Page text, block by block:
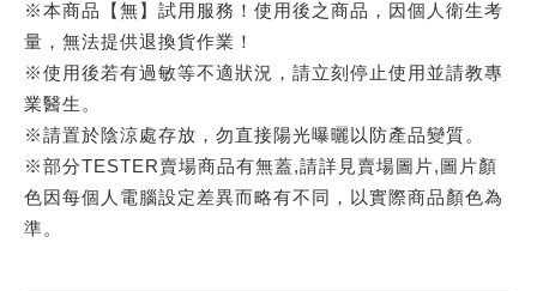
※本商品【無】試用服務！使用後之商品，因個人衛生考
量，無法提供退換貨作業！
※使用後若有過敏等不適狀況，請立刻停止使用並請教專
業醫生。
※請置於陰涼處存放，勿直接陽光曝曬以防產品變質。
※部分TESTER賣場商品有無蓋,請詳見賣場圖片,圖片顏
色因每個人電腦設定差異而略有不同，以實際商品顏色為
準。